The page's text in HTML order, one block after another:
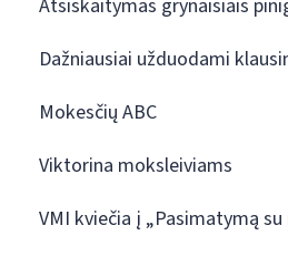
Atsiskaitymas grynaisiais
Dažniausiai užduodami
Mokesčių ABC
Viktorina moksleiviams
VMI kviečia į „Pasimatymą